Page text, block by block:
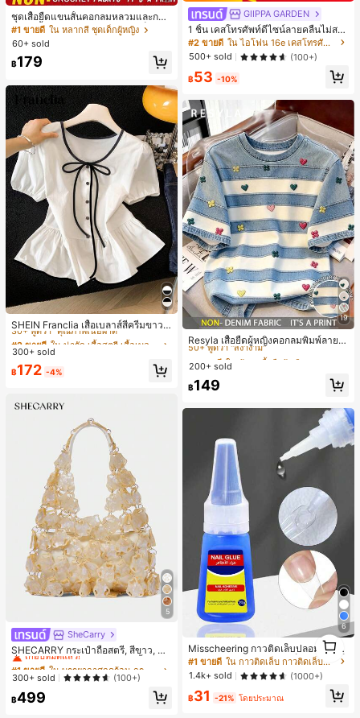
ชุดเสื้อยืดแขนสั้นคอกลมหลวมและกาง
เกงขาสั้นไบค์เกอร์รัดรูปสำหรับเด็กผู้ห
ญิง สไตล์มินิมอล เหมาะสำหรับฤดูใบไ
ม้ผลิและฤดูร้อน
#1 ขายดี ใน หลากสี ชุดเด็กผู้หญิง
60+ sold
฿179
SHEIN Franclia เสื้อเบลาส์สีครีมขาวนุ่
มนวล เอวรูด, แต่งขอบตัดกัน + โบว์ผูก,
แขนพอง จับคู่กับกระโปรงชายระบาย,
ลดอายุและดูดี, นุ่มและเก๋ไก๋สำหรับใส่ทุ
กวัน
#2 ขายดี
ใน น่ารัก เสื้อสตรี เสื้อเบลาส์ & Tee
30+ พูดว่า "คุณภาพเนื้อผ้าดี"
#2 ขายดี
30+ พูดว่า "คุณภาพเนื้อผ้าดี"
#2 ขายดี
30+ พูดว่า "คุณภาพเนื้อผ้าดี"
#2 ขายดี
ใน น่ารัก เสื้อสตรี เสื้อเบลาส์ & Tee
300+ sold
฿172 -4%
5
SheCarry
SHECARRY กระเป๋าถือสตรี, สีขาว, แฟ
ชั่น, สง่างาม, วันหยุด, งานปาร์ตี้
#1 ขายดี
เกือบหมดแล้ว!
#1 ขายดี
เกือบหมดแล้ว!
#1 ขายดี
เกือบหมดแล้ว!
#1 ขายดี
ใน บรรยากาศฤดูร้อน กระเป๋าหูหิ้วด้านบนผู้หญิง
เกือบหมดแล้ว!
300+ sold (100+)
฿499
GIIPPA GARDEN
1 ชิ้น เคสโทรศัพท์ดีไซน์ลายคลื่นไม่สม
มาตรสำหรับ Phone 17 Pro Max, เหม
าะสำหรับ Phone 16 Pro Max, 15 Pro
Max, 14 Pro Max, เคสโทรศัพท์สไตล์เ
กาหลีและน่าสนใจ, เข้ากันได้กับ 11/12/
13/14/15/16 Pro Max Plus, ดีไซน์หรู
ขวัญในอุดมคติสำหรับคริสต์มาส, วันว
าเลนไทน์, อีสเตอร์, ฤดูแต่งงานและวันเ
กิดสำหรับแฟนสาว
#2 ขายดี
ใน ไอโฟน 16e เคสโทรศัพท์แฟชั่น
500+ sold
(100+)
฿53 -10%
19
Resyla เสื้อยืดผู้หญิงคอกลมพิมพ์ลายด
อกไม้ 3D ลายพิมพ์
#1 ขายดี ใน บ้าน เสื้อยืดผู้หญิง
50+ พูดว่า "สง่างาม"
#1 ขายดี ใน บ้าน เสื้อยืดผู้หญิง
50+ พูดว่า "สง่างาม"
#1 ขายดี ใน บ้าน เสื้อยืดผู้หญิง
50+ พูดว่า "สง่างาม"
#1 ขายดี
200+ sold
฿149
6
Misscheering กาวติดเล็บปลอม 20 กรั
ม แรงยึดสูง เจลสติกเกอร์เล็บนุ่ม แห้งเร็
ว เหมาะสำหรับผู้เริ่มต้นทำเล็บ ติดทนน
าน
#1 ขายดี
ใน กาวติดเล็บ กาวติดเล็บและสารยึดติด
1.4k+ sold
(1000+)
฿31 -21% โดยประมาณ
1
1